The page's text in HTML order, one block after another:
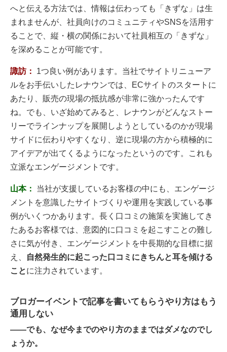
へと伝える方法では、情報は伝わっても「きずな」は生
まれませんが、社員向けのコミュニティやSNSを活用す
ることで、縦・横の関係において社員相互の「きずな」
を深めることが可能です。
諏訪：
1つ良い例があります。当社でサイトリニューア
ルをお手伝いしたレナウンでは、ECサイトのスタートに
あたり、販売の現場の抵抗感が非常に強かったんです
ね。でも、いざ始めてみると、レナウンがどんなストー
リーでラインナップを展開しようとしているのかが現場
サイドに伝わりやすくなり、逆に現場の方から積極的に
アイデアが出てくるようになったというのです。これも
立派なエンゲージメントです。
山本：
当社が支援しているお客様の中にも、エンゲージ
メントを意識したサイトづくりや運用を実践している事
例がいくつかあります。長く口コミの施策を実施してき
たあるお客様では、意図的に口コミを起こすことの難し
さに気が付き、エンゲージメントを中長期的な目標に据
え、
自然発生的に起こった口コミにきちんと耳を傾ける
ことに注力されています。
ブロガーイベントで記事を書いてもらうやり方はもう
通用しない
――でも、なぜ今までのやり方のままではダメなのでし
ょうか。